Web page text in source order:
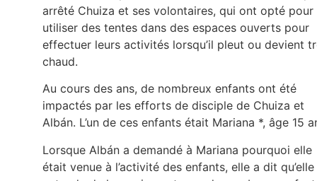
arrêté Chuiza et ses volontaires, qui ont opté pour
utiliser des tentes dans des espaces ouverts pour
effectuer leurs activités lorsqu’il pleut ou devient
chaud.
Au cours des ans, de nombreux enfants ont été
impactés par les efforts de disciple de Chuiza et
Albán. L’un de ces enfants était Mariana *, âge 15
Lorsque Albán a demandé à Mariana pourquoi elle
était venue à l’activité des enfants, elle a dit qu’elle